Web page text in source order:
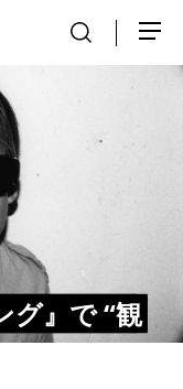
グ』で “観